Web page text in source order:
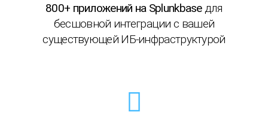
800+ приложений на Splunkbaseдля
бесшовной интеграции с вашей
существующей ИБ-инфраструктурой